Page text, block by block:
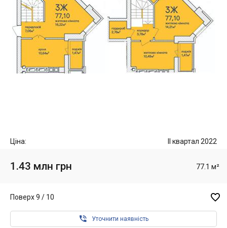
Ціна: II квартал 2022
1.43 млн грн 77.1 м²
Поверх 9 / 10 
 Уточнити наявність